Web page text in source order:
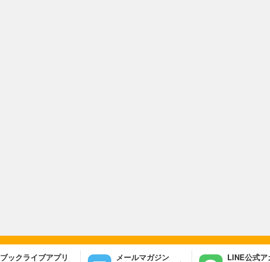
ブックライブアプリ メールマガジン LINE公式ア